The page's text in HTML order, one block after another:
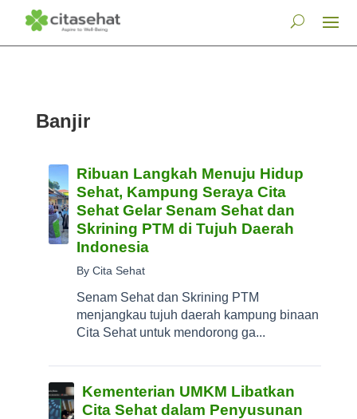
Banjir
Ribuan Langkah Menuju Hidup
Sehat, Kampung Seraya Cita
Sehat Gelar Senam Sehat dan
Skrining PTM di Tujuh Daerah
Indonesia
By Cita Sehat
Senam Sehat dan Skrining PTM
menjangkau tujuh daerah kampung binaan
Cita Sehat untuk mendorong ga...
Kementerian UMKM Libatkan
Cita Sehat dalam Penyusunan